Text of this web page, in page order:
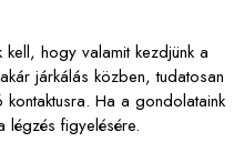
hogy valamit kezdjünk a
járkálás közben, tudatosan
Ha a gondolataink
légzés figyelésére.